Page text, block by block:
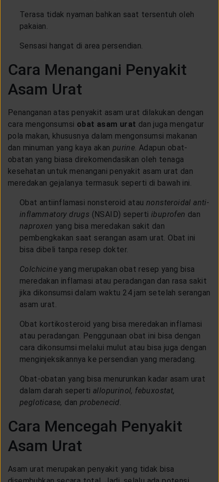
Terasa tidak nyaman bahkan saat tersentuh oleh
pakaian.
Sensasi hangat di area persendian.
Cara Menangani Penyakit
Asam Urat
Penanganan atas penyakit asam urat dilakukan dengan
cara mengonsumsi obat asam urat dan juga mengatur
pola makan, khususnya dalam mengonsumsi makanan
dan minuman yang kaya akan purine . Adapun obat-
obatan yang biasa direkomendasikan oleh tenaga
kesehatan untuk menangani penyakit asam urat dan
meredakan gejalanya termasuk seperti di bawah ini.
Obat antiinflamasi nonsteroid atau nonsteroidal anti-
inflammatory drugs (NSAID) seperti ibuprofen dan
naproxen yang bisa meredakan sakit dan
pembengkakan saat serangan asam urat. Obat ini
bisa dibeli tanpa resep dokter.
Colchicine yang merupakan obat resep yang bisa
meredakan inflamasi atau peradangan dan rasa sakit
jika dikonsumsi dalam waktu 24 jam setelah serangan
asam urat.
Obat kortikosteroid yang bisa meredakan inflamasi
atau peradangan. Penggunaan obat ini bisa dengan
cara dikonsumsi melalui mulut atau bisa juga dengan
menginjeksikannya ke persendian yang meradang.
Obat-obatan yang bisa menurunkan kadar asam urat
dalam darah seperti allopurinol, febuxostat,
pegloticase, dan probenecid.
Cara Mencegah Penyakit
Asam Urat
Asam urat merupakan penyakit yang tidak bisa